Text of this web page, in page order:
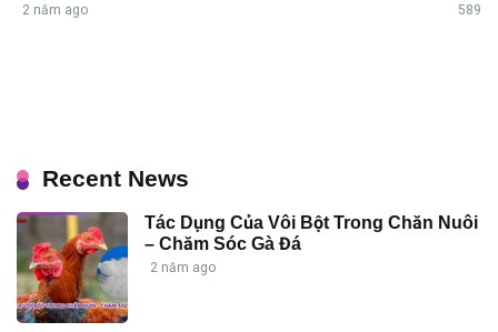
2 năm ago 589
Recent News
Tác Dụng Của Vôi Bột Trong Chăn Nuôi
– Chăm Sóc Gà Đá
2 năm ago